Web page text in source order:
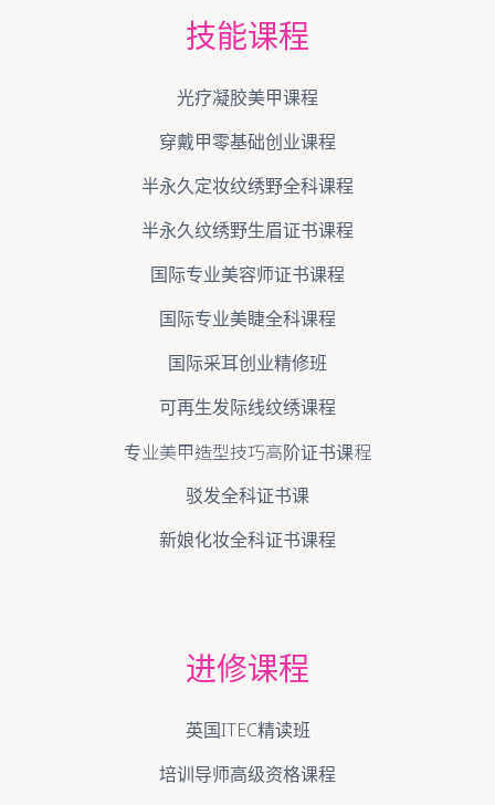
技能课程
光疗凝胶美甲课程
穿戴甲零基础创业课程
半永久定妆纹绣野全科课程
半永久纹绣野生眉证书课程
国际专业美容师证书课程
国际专业美睫全科课程
国际采耳创业精修班
可再生发际线纹绣课程
专业美甲造型技巧高阶证书课程
驳发全科证书课
新娘化妆全科证书课程
进修课程
英国ITEC精读班
培训导师高级资格课程